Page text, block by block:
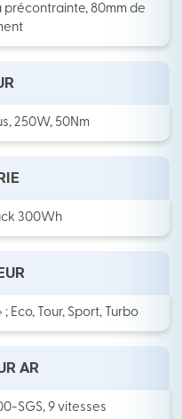
précontrainte, 80mm de
250W, 50Nm
300Wh
Eco, Tour, Sport, Turbo
AR
SGS, 9 vitesses